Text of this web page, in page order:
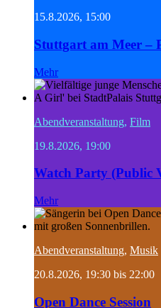
15.8.2026, 15:00
Stuttgart am Meer –
Mehr
Abendveranstaltung, Film
19.8.2026, 19:00
Watch Party (Public
Mehr
Abendveranstaltung, Musik
20.8.2026, 19:30 bis 22:00
Open Dance Session